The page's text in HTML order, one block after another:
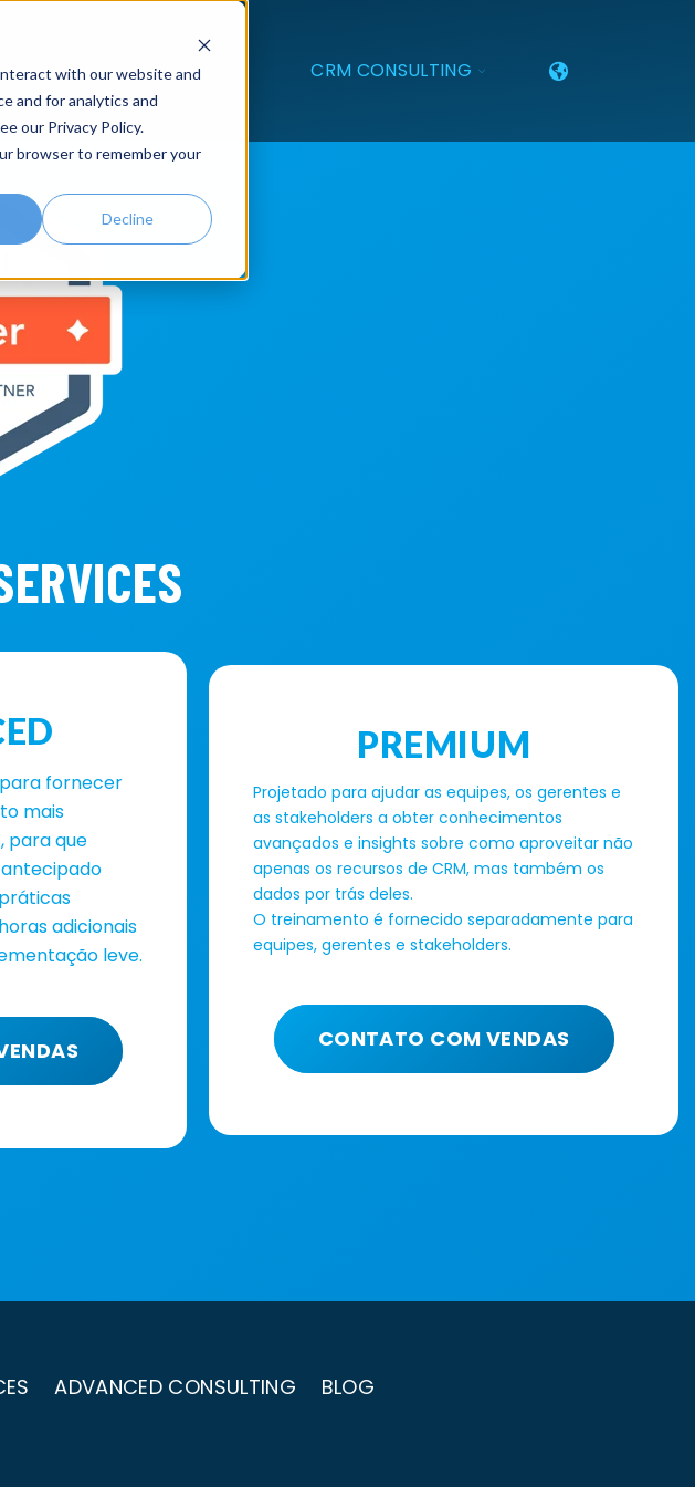
with our website and
and for analytics and
our Privacy Policy.
browser to remember your
Decline
CRM CONSULTING TOGGLE
CHILDREN
CONSULTING
fornecer
mais
para que
adicionais
leve.
PREMIUM
Projetado para ajudar as equipes, os gerentes e
as stakeholders a obter conhecimentos
avançados e insights sobre como aproveitar não
apenas os recursos de CRM, mas também os
dados por trás deles.
O treinamento é fornecido separadamente para
equipes, gerentes e stakeholders.
CONTATO COM VENDAS
ADVANCED CONSULTING BLOG